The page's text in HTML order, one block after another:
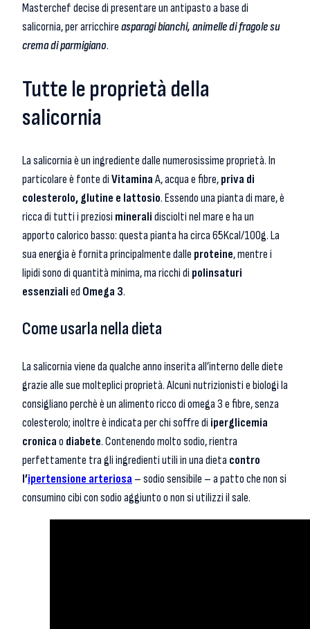
Masterchef decise di presentare un antipasto a base di
salicornia, per arricchireasparagi bianchi, animelle di fragole su
crema di parmigiano.
Tutte le proprietà della
salicornia
La salicornia è un ingrediente dalle numerosissime proprietà. In
particolare è fonte diVitaminaA, acqua e fibre,priva di
colesterolo, glutine e lattosio. Essendo una pianta di mare, è
ricca di tutti i preziosi mineralidisciolti nel mare e ha un
apporto calorico basso: questa pianta ha circa 65Kcal/100g. La
sua energia è fornita principalmente dalle proteine, mentre i
lipidi sono di quantità minima, ma ricchi di polinsaturi
essenzialied Omega 3.
Come usarla nella dieta
La salicornia viene da qualche anno inserita all’interno delle diete
grazie alle sue molteplici proprietà. Alcuni nutrizionisti e biologi la
consigliano perchè è un alimento ricco di omega 3 e fibre, senza
colesterolo; inoltre è indicata per chi soffre di iperglicemia
cronicao diabete. Contenendo molto sodio, rientra
perfettamente tra gli ingredienti utili in una dieta contro
l’ipertensione arteriosa – sodio sensibile – a patto che non si
consumino cibi con sodio aggiunto o non si utilizzi il sale.